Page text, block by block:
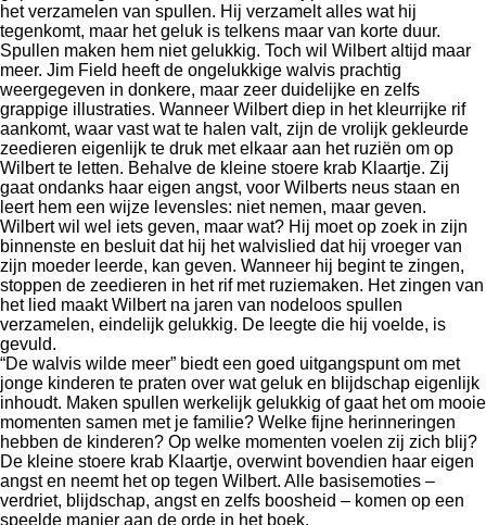
het verzamelen van spullen. Hij verzamelt alles wat hij
tegenkomt, maar het geluk is telkens maar van korte duur.
Spullen maken hem niet gelukkig. Toch wil Wilbert altijd maar
meer. Jim Field heeft de ongelukkige walvis prachtig
weergegeven in donkere, maar zeer duidelijke en zelfs
grappige illustraties. Wanneer Wilbert diep in het kleurrijke rif
aankomt, waar vast wat te halen valt, zijn de vrolijk gekleurde
zeedieren eigenlijk te druk met elkaar aan het ruziën om op
Wilbert te letten. Behalve de kleine stoere krab Klaartje. Zij
gaat ondanks haar eigen angst, voor Wilberts neus staan en
leert hem een wijze levensles: niet nemen, maar geven.
Wilbert wil wel iets geven, maar wat? Hij moet op zoek in zijn
binnenste en besluit dat hij het walvislied dat hij vroeger van
zijn moeder leerde, kan geven. Wanneer hij begint te zingen,
stoppen de zeedieren in het rif met ruziemaken. Het zingen van
het lied maakt Wilbert na jaren van nodeloos spullen
verzamelen, eindelijk gelukkig. De leegte die hij voelde, is
gevuld.
“De walvis wilde meer” biedt een goed uitgangspunt om met
jonge kinderen te praten over wat geluk en blijdschap eigenlijk
inhoudt. Maken spullen werkelijk gelukkig of gaat het om mooie
momenten samen met je familie? Welke fijne herinneringen
hebben de kinderen? Op welke momenten voelen zij zich blij?
De kleine stoere krab Klaartje, overwint bovendien haar eigen
angst en neemt het op tegen Wilbert. Alle basisemoties –
verdriet, blijdschap, angst en zelfs boosheid – komen op een
speelde manier aan de orde in het boek.